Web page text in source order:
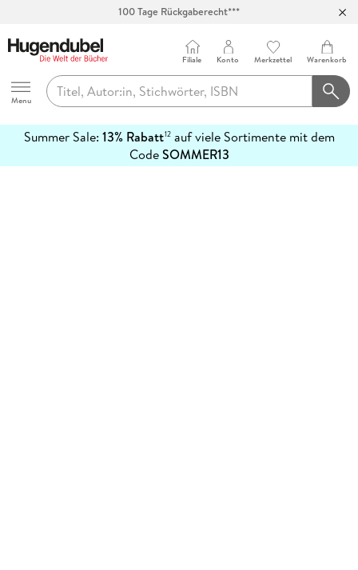
100 Tage Rückgaberecht***
Hugendubel
Menu
Filiale Konto Merkzettel Warenkorb
Summer Sale: 13% Rabatt12auf viele Sortimente mit dem
CodeSOMMER13
erfahren